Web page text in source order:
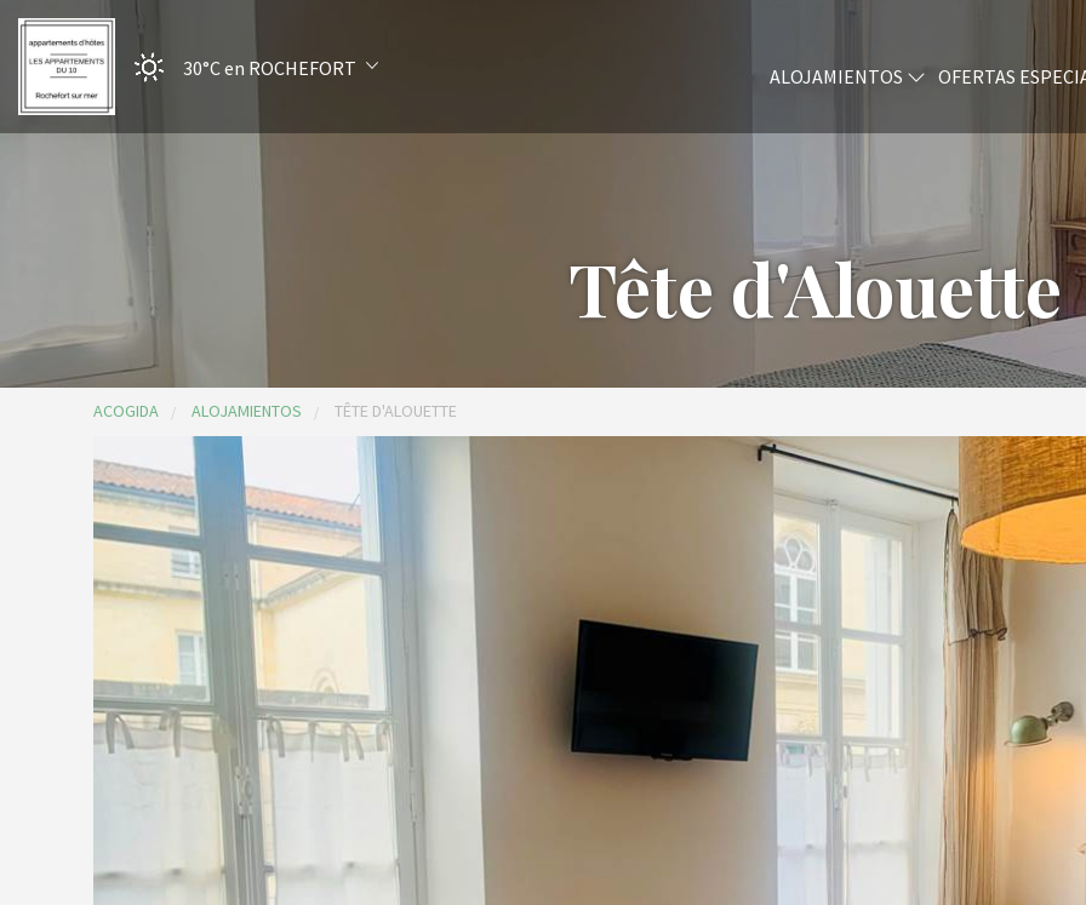
30°Cen ROCHEFORT ALOJAMIENTOS OFERTAS
Tête d'Alouette
ACOGIDA ALOJAMIENTOS TÊTE D'ALOUETTE